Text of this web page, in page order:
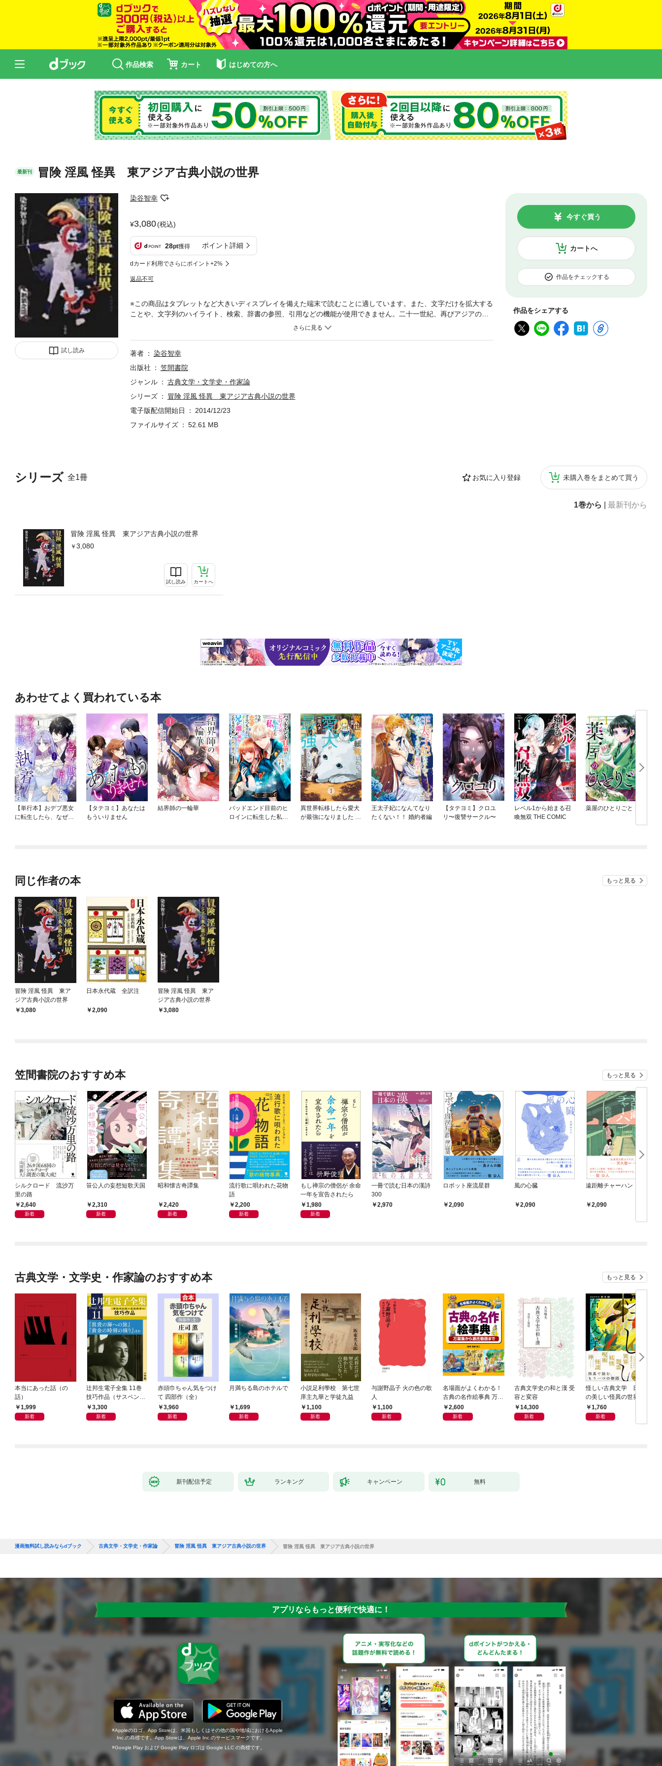
作品検索 カート はじめての方へ
最新刊 冒険 淫風 怪異 東アジア古典小説の世界
試し読み
染谷智幸
3,080(税込)
28pt獲得 ポイント詳細
dカード利用でさらにポイント+2%
返品不可
カートへ
今すぐ買う
作品をチェックする
作品をシェアする
シリーズ 全1冊 お気に入り登録 未購入巻をまとめて買う
1巻から 最新刊から
冒険 淫風 怪異 東アジア古典小説の世界
3,080
試し読み カートへ
※この商品はタブレットなど大きいディスプレイを備えた端末で読むことに適しています。また、文字だけを拡大する
ことや、文字列のハイライト、検索、辞書の参照、引用などの機能が使用できません。二十一世紀、再びアジアの時
代が到来した。欧米の近現代を最終地点に描かれてきた文化・文明史を、本書では、アジアに軸足をシフトして考え
著者
染谷智幸
出版社
笠間書院
ジャンル
古典文学・文学史・作家論
シリーズ
冒険 淫風 怪異 東アジア古典小説の世界
電子版配信開始日
2014/12/23
ファイルサイズ
52.61 MB
あわせてよく買われている本
【単行本】おデブ悪女
に転生したら、なぜか
【タテヨミ】あなたは
もういりません
結界師の一輪華
バッドエンド目前のヒ
ロインに転生した私、
異世界転移したら愛犬
が最強になりました ～
王太子妃になんてなり
たくない！！ 婚約者編
【タテヨミ】クロユ
リ〜復讐サークル〜
レベル1から始まる召
喚無双 THE COMIC
薬屋のひとりごと
同じ作者の本 もっと見る
冒険 淫風 怪異 東ア
ジア古典小説の世界
3,080
日本永代蔵 全訳注
2,090
冒険 淫風 怪異 東ア
ジア古典小説の世界
3,080
笠間書院のおすすめ本 もっと見る
シルクロード 流沙万
里の路
2,640
新着
笹公人の妄想短歌天国
2,310
新着
昭和懐古奇譚集
2,420
新着
流行歌に唄われた花物
語
2,200
新着
もし禅宗の僧侶が 余命
一年を宣告されたら
1,980
新着
一冊で読む日本の漢詩
300
2,970
ロボット座流星群
2,090
風の心臓
2,090
遠距離チャーハン
2,090
古典文学・文学史・作家論のおすすめ本 もっと見る
本当にあった話（の
話）
1,999
新着
辻邦生電子全集 11巻
技巧作品（サスペン
ス・ミステリー） 『眞
晝の海への旅』『黄金
3,300
新着
赤頭巾ちゃん気をつけ
て 四部作（全）
3,960
新着
月満ちる島のホテルで
1,699
新着
小説足利學校 第七世
庠主九華と学徒九益
1,100
新着
与謝野晶子 火の色の歌
人
1,100
新着
名場面がよくわかる！
古典の名作絵事典 万葉
集から源氏物語まで
2,600
新着
古典文学史の和と漢 受
容と変容
14,300
新着
怪しい古典文学 日本
の美しい怪異の世界
1,760
新着
新刊配信予定 ランキング キャンペーン 無料
漫画無料試し読みならdブック 古典文学・文学史・作家論 冒険 淫風 怪異 東アジア古典小説の世界 冒険 淫風 怪異 東アジア古典小説の世界
アプリならもっと便利で快適に！
Appleのロゴ、App Storeは、米国もしくはその他の国や地域におけるApple
Inc.の商標です。App Storeは、Apple Inc.のサービスマークです。
Google Play および Google Play ロゴは Google LLC の商標です。